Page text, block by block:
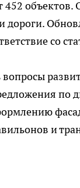
452
со
по
и